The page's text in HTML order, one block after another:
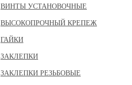
ВИНТЫ УСТАНОВОЧНЫЕ
ВЫСОКОПРОЧНЫЙ КРЕПЕЖ
ГАЙКИ
ЗАКЛЕПКИ
ЗАКЛЕПКИ РЕЗЬБОВЫЕ